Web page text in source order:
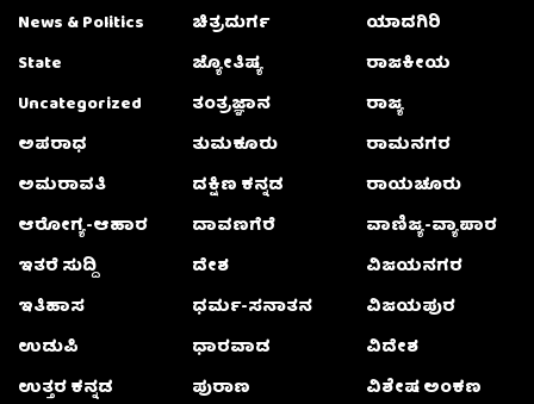
News & Politics
State
Uncategorized
ಅಪರಾಧ
ಅಮರಾವತಿ
ಆರೋಗ್ಯ-ಆಹಾರ
ಇತರೆ ಸುದ್ದಿ
ಇತಿಹಾಸ
ಉಡುಪಿ
ಉತ್ತರ ಕನ್ನಡ
ಚಿತ್ರದುರ್ಗ
ಜ್ಯೋತಿಷ್ಯ
ತಂತ್ರಜ್ಞಾನ
ತುಮಕೂರು
ದಕ್ಷಿಣ ಕನ್ನಡ
ದಾವಣಗೆರೆ
ದೇಶ
ಧರ್ಮ-ಸನಾತನ
ಧಾರವಾಡ
ಪುರಾಣ
ಯಾದಗಿರಿ
ರಾಜಕೀಯ
ರಾಜ್ಯ
ರಾಮನಗರ
ರಾಯಚೂರು
ವಾಣಿಜ್ಯ-ವ್ಯಾಪಾರ
ವಿಜಯನಗರ
ವಿಜಯಪುರ
ವಿದೇಶ
ವಿಶೇಷ ಅಂಕಣ